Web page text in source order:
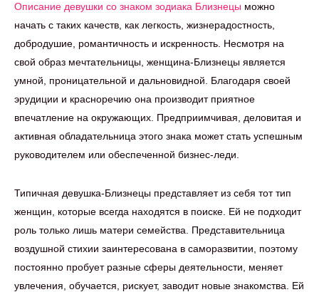
Описание девушки со знаком зодиака Близнецы можно
начать с таких качеств, как легкость, жизнерадостность,
добродушие, романтичность и искренность. Несмотря на
свой образ мечтательницы, женщина-Близнецы является
умной, проницательной и дальновидной. Благодаря своей
эрудиции и красноречию она производит приятное
впечатление на окружающих. Предприимчивая, деловитая и
активная обладательница этого знака может стать успешным
руководителем или обеспеченной бизнес-леди.
Типичная девушка-Близнецы представляет из себя тот тип
женщин, которые всегда находятся в поиске. Ей не подходит
роль только лишь матери семейства. Представительница
воздушной стихии заинтересована в саморазвитии, поэтому
постоянно пробует разные сферы деятельности, меняет
увлечения, обучается, рискует, заводит новые знакомства. Ей